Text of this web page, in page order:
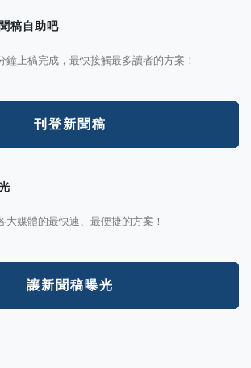
稿自助吧
上稿完成，最快接觸最多讀者的方案！
刊登新聞稿
媒體的最快速、最便捷的方案！
讓新聞稿曝光